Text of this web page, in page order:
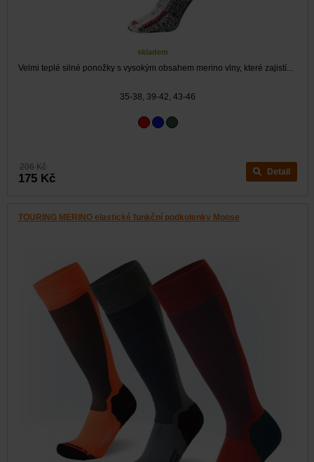
skladem
Velmi teplé silné ponožky s vysokým obsahem merino vlny, které zajistí...
35-38, 39-42, 43-46
206 Kč
175 Kč Detail
TOURING MERINO elastické funkční podkolenky Moose